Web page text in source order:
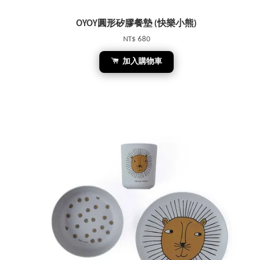
OYOY圓形矽膠餐墊 (快樂小熊)
NT$ 680
加入購物車